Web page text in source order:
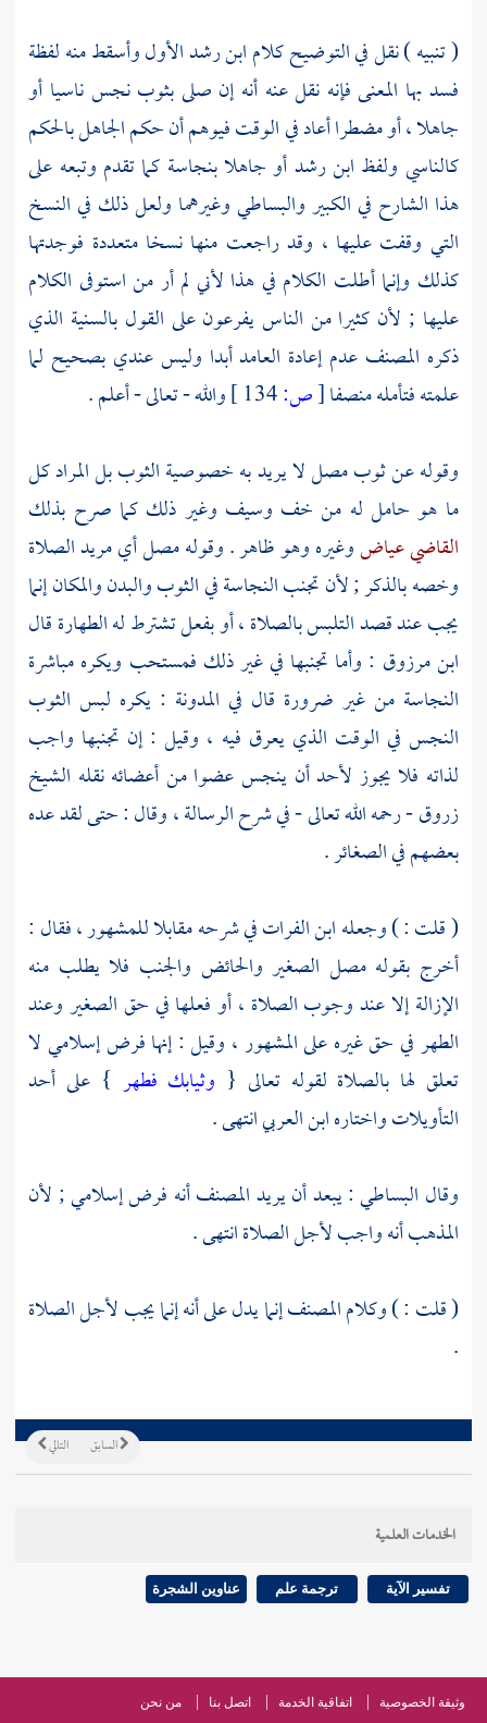
( تنبيه ) نقل في التوضيح كلامابن رشدالأول وأسقط منه لفظة
فسد بها المعنى فإنه نقل عنه أنه إن صلى بثوب نجس ناسيا أو
جاهلا ، أو مضطرا أعاد في الوقت فيوهم أن حكم الجاهل بالحكم
كالناسي ولفظ ابن رشدأو جاهلا بنجاسة كما تقدم وتبعه على
هذا الشارح في الكبيروالبساطيوغيرهما ولعل ذلك في النسخ
التي وقفت عليها ، وقد راجعت منها نسخا متعددة فوجدتها
كذلك وإنما أطلت الكلام في هذا لأني لم أر من استوفى الكلام
عليها ; لأن كثيرا من الناس يفرعون على القول بالسنية الذي
ذكره المصنف عدم إعادة العامد أبدا وليس عندي بصحيح لما
علمته فتأمله منصفا[ص:
والله - تعالى - أعلم .
وقوله عن ثوب مصل لا يريد به خصوصية الثوب بل المراد كل
ما هو حامل له من خف وسيف وغير ذلك كما صرح بذلك
القاضي عياضوغيره وهو ظاهر . وقوله مصل أي مريد الصلاة
وخصه بالذكر ; لأن تجنب النجاسة في الثوب والبدن والمكان إنما
يجب عند قصد التلبس بالصلاة ، أو بفعل تشترط له الطهارة قال
ابن مرزوق : وأما تجنبها في غير ذلك فمستحب ويكره مباشرة
النجاسة من غير ضرورة قال في المدونة : يكره لبس الثوب
النجس في الوقت الذي يعرق فيه ، وقيل : إن تجنبها واجب
لذاته فلا يجوز لأحد أن ينجس عضوا من أعضائه نقله الشيخ
زروق- رحمه الله تعالى - في شرح الرسالة ، وقال : حتى لقد عده
بعضهم في الصغائر .
(قلت: ) وجعلهابن الفراتفي شرحه مقابلا للمشهور ، فقال :
أخرج بقوله مصل الصغير والحائض والجنب فلا يطلب منه
الإزالة إلا عند وجوب الصلاة ، أو فعلها في حق الصغير وعند
الطهر في حق غيره على المشهور ، وقيل : إنها فرض إسلامي لا
تعلق لها بالصلاة لقوله تعالى { وثيابك فطهر } على أحد
التأويلات واختارهابن العربيانتهى .
وقال البساطي: يبعد أن يريدالمصنفأنه فرض إسلامي ; لأن
المذهب أنه واجب لأجل الصلاة انتهى .
(قلت : ) وكلامالمصنفإنما يدل على أنه إنما يجب لأجل الصلاة
.
التالي السابق
الخدمات العلمية
تفسير الآية ترجمة علم عناوين الشجرة
وثيقة الخصوصية اتفاقية الخدمة اتصل بنا من نحن